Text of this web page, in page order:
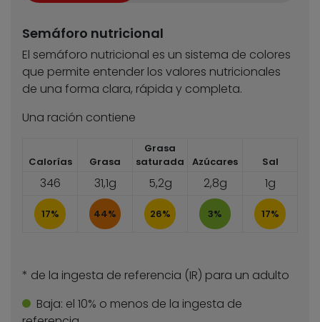
Semáforo nutricional
El semáforo nutricional es un sistema de colores
que permite entender los valores nutricionales
de una forma clara, rápida y completa.
Una ración contiene
Calorías Grasa
Grasa
saturada
Azúcares Sal
346 31,1g 5,2g 2,8g 1g
17% 44% 26% 3% 17%
* de la ingesta de referencia (IR) para un adulto
Baja: el 10% o menos de la ingesta de